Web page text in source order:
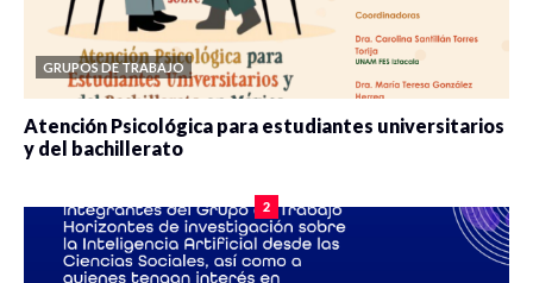
GRUPOS DE TRABAJO
Atención Psicológica para estudiantes universitarios
y del bachillerato
2